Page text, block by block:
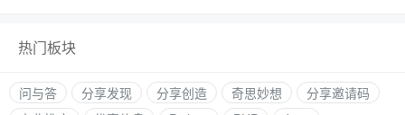
热门板块
问与答 分享发现 分享创造 奇思妙想
分享邀请码